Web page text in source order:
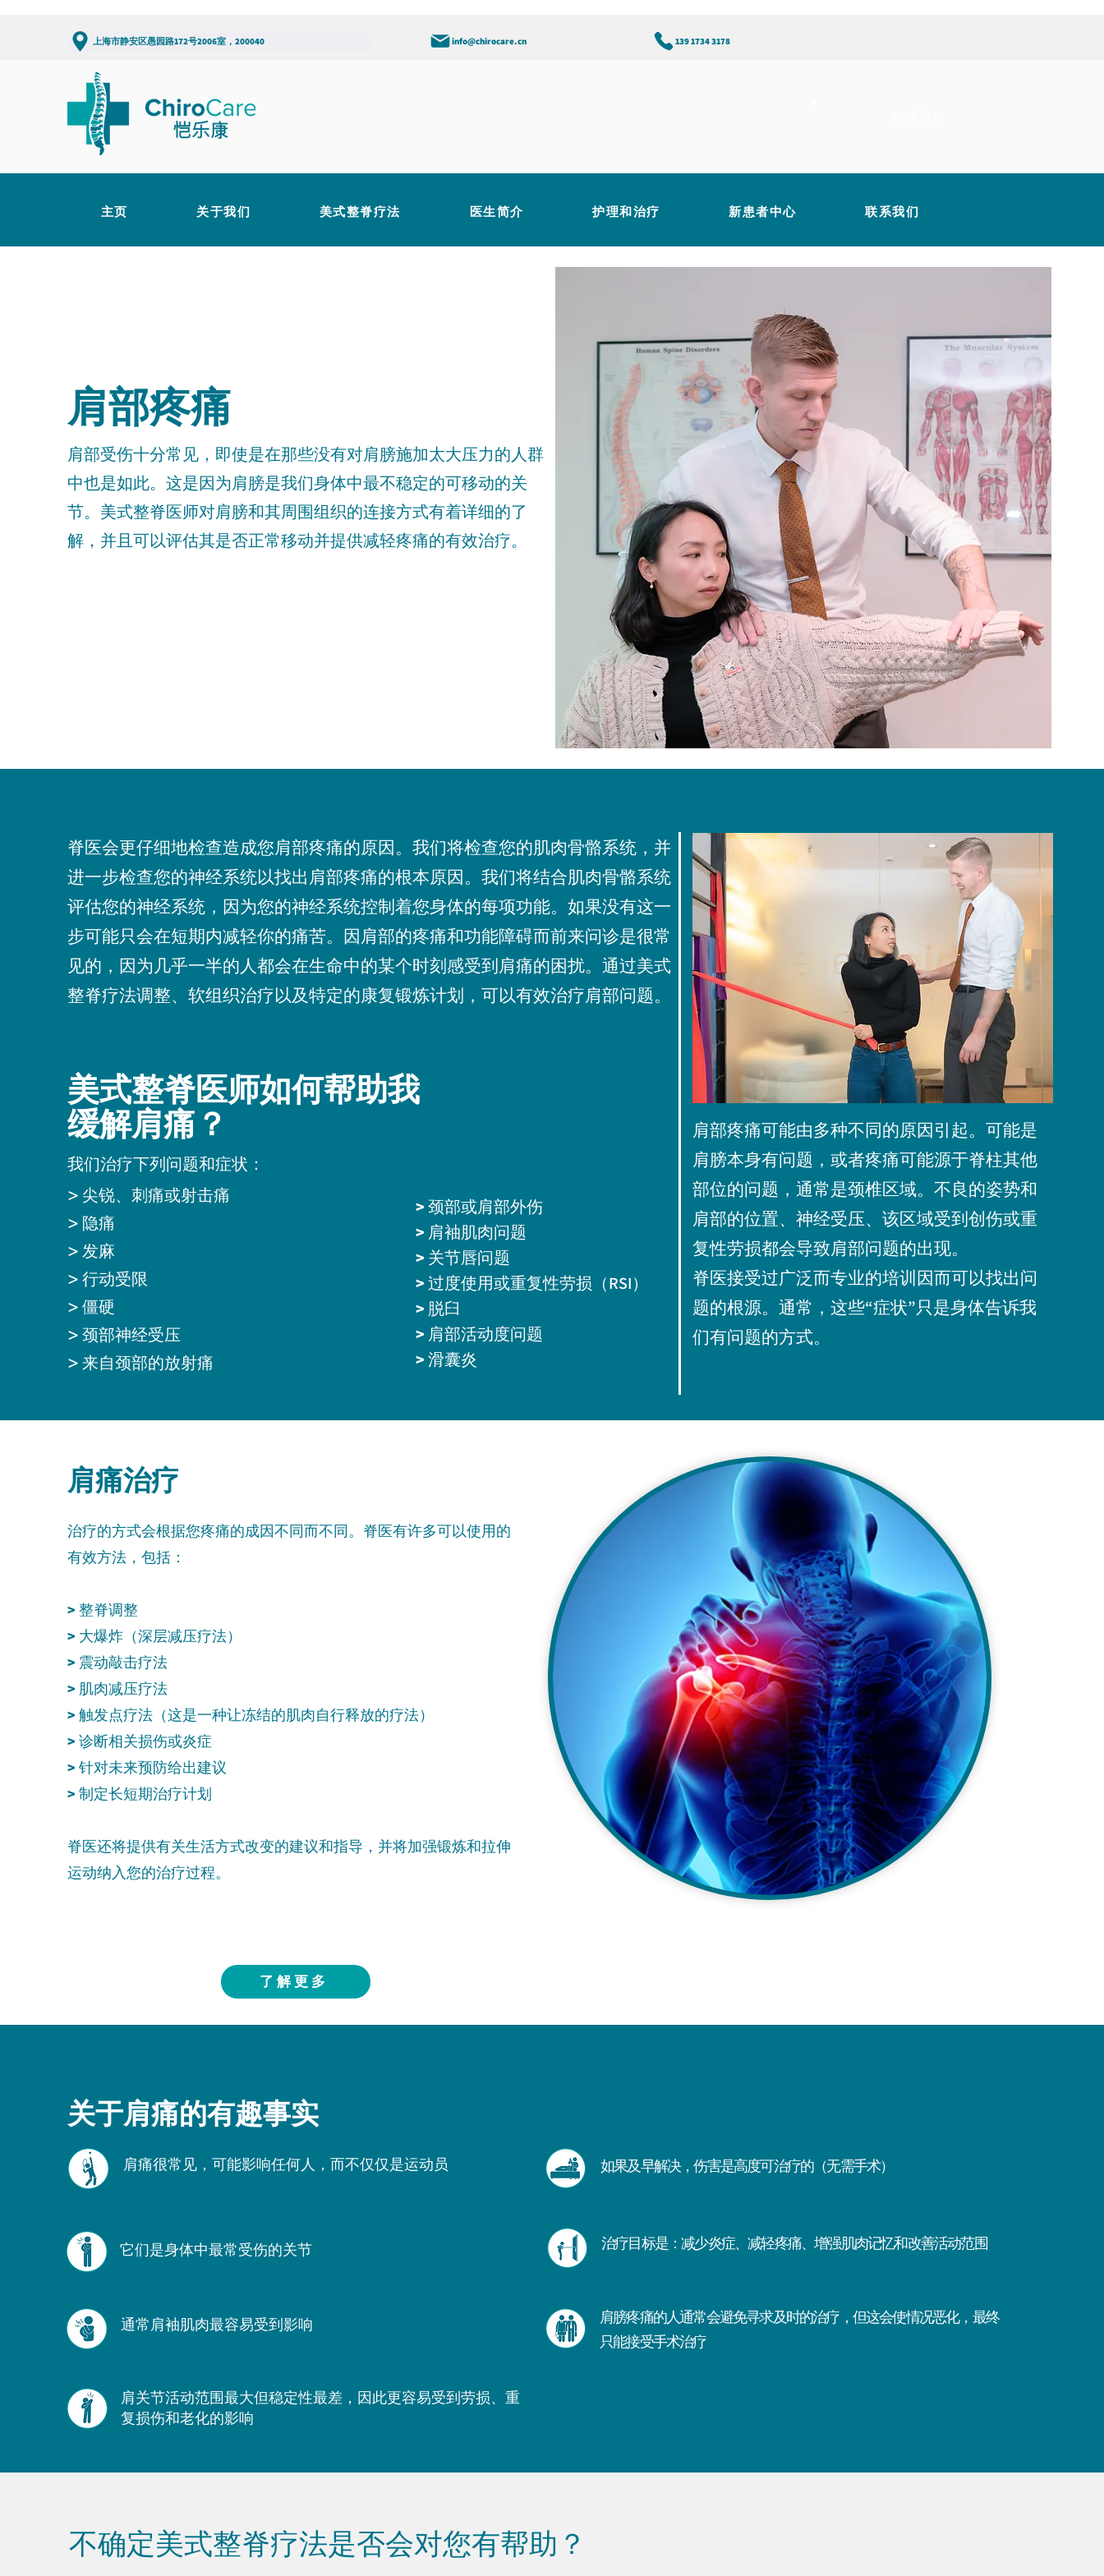
上海市静安区愚园路172号2006室，200040 info@chirocare.cn 139 1734 3178
主页 关于我们 美式整脊疗法 医生简介 护理和治疗 新患者中心 联系我们
肩部疼痛
肩部受伤十分常见，即使是在那些没有对肩膀施加太大压力的人群
中也是如此。这是因为肩膀是我们身体中最不稳定的可移动的关
节。美式整脊医师对肩膀和其周围组织的连接方式有着详细的了
解，并且可以评估其是否正常移动并提供减轻疼痛的有效治疗。
脊医会更仔细地检查造成您肩部疼痛的原因。我们将检查您的肌肉骨骼系统，并
进一步检查您的神经系统以找出肩部疼痛的根本原因。我们将结合肌肉骨骼系统
评估您的神经系统，因为您的神经系统控制着您身体的每项功能。如果没有这一
步可能只会在短期内减轻你的痛苦。因肩部的疼痛和功能障碍而前来问诊是很常
见的，因为几乎一半的人都会在生命中的某个时刻感受到肩痛的困扰。通过美式
整脊疗法调整、软组织治疗以及特定的康复锻炼计划，可以有效治疗肩部问题。
美式整脊医师如何帮助我
缓解肩痛？
我们治疗下列问题和症状：
> 尖锐、刺痛或射击痛
> 隐痛
> 发麻
> 行动受限
> 僵硬
> 颈部神经受压
> 来自颈部的放射痛
肩部疼痛可能由多种不同的原因引起。可能是
肩膀本身有问题，或者疼痛可能源于脊柱其他
部位的问题，通常是颈椎区域。不良的姿势和
肩部的位置、神经受压、该区域受到创伤或重
复性劳损都会导致肩部问题的出现。
脊医接受过广泛而专业的培训因而可以找出问
题的根源。通常，这些“症状”只是身体告诉我
们有问题的方式。
>颈部或肩部外伤
> 肩袖肌肉问题
>关节唇问题
>过度使用或重复性劳损（RSI）
>脱臼
> 肩部活动度问题
>滑囊炎
肩痛治疗
治疗的方式会根据您疼痛的成因不同而不同。脊医有许多可以使用的
有效方法，包括：
>整脊调整
> 大爆炸（深层减压疗法）
> 震动敲击疗法
> 肌肉减压疗法
>触发点疗法（这是一种让冻结的肌肉自行释放的疗法）
>诊断相关损伤或炎症
>针对未来预防给出建议
>制定长短期治疗计划
脊医还将提供有关生活方式改变的建议和指导，并将加强锻炼和拉伸
运动纳入您的治疗过程。
了解更多
关于肩痛的有趣事实
肩痛很常见，可能影响任何人，而不仅仅是运动员 如果及早解决，伤害是高度可治疗的（无需手术）
它们是身体中最常受伤的关节 治疗目标是：减少炎症、减轻疼痛、增强肌肉记忆和改善活动范围
通常肩袖肌肉最容易受到影响
肩膀疼痛的人通常会避免寻求及时的治疗，但这会使情况恶化，最终
只能接受手术治疗
肩关节活动范围最大但稳定性最差，因此更容易受到劳损、重
复损伤和老化的影响
不确定美式整脊疗法是否会对您有帮助？